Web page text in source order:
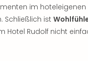
im hoteleigenen
Schließlich ist
Hotel Rudolf nicht